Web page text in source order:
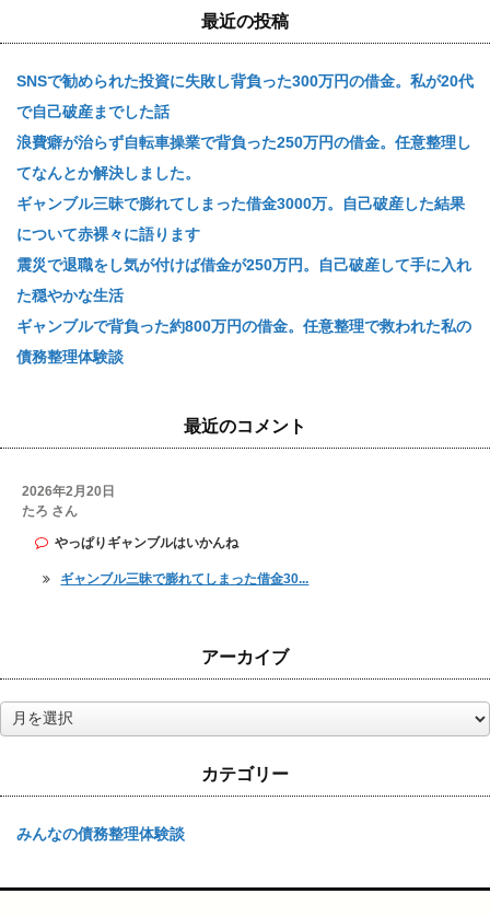
最近の投稿
SNSで勧められた投資に失敗し背負った300万円の借金。私が20代
で自己破産までした話
浪費癖が治らず自転車操業で背負った250万円の借金。任意整理し
てなんとか解決しました。
ギャンブル三昧で膨れてしまった借金3000万。自己破産した結果
について赤裸々に語ります
震災で退職をし気が付けば借金が250万円。自己破産して手に入れ
た穏やかな生活
ギャンブルで背負った約800万円の借金。任意整理で救われた私の
債務整理体験談
最近のコメント
2026年2月20日
たろ さん
やっぱりギャンブルはいかんね
ギャンブル三昧で膨れてしまった借金30...
アーカイブ
ー
ブ
カテゴリー
みんなの債務整理体験談